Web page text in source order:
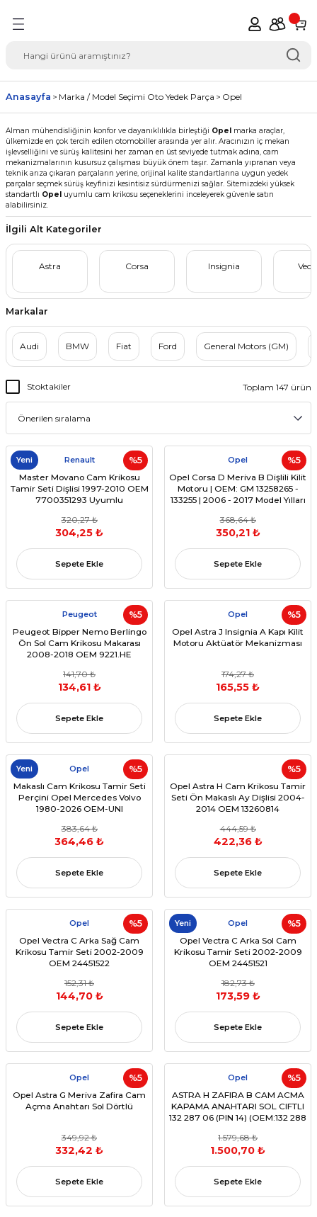
Seçimi Oto Yedek
Anasayfa Marka / Model Seçimi Oto Yedek Parça Opel
Alman mühendisliğinin konfor ve dayanıklılıkla birleştiği Opel marka araçlar,
ülkemizde en çok tercih edilen otomobiller arasında yer alır. Aracınızın iç mekan
işlevselliğini ve sürüş kalitesini her zaman en üst seviyede tutmak adına, cam
mekanizmalarının kusursuz çalışması büyük önem taşır. Zamanla yıpranan veya
teknik arıza çıkaran parçaların yerine, orijinal kalite standartlarına uygun yedek
parçalar seçmek sürüş keyfinizi kesintisiz sürdürmenizi sağlar. Sitemizdeki yüksek
standartlı Opel uyumlu cam krikosu seçeneklerini inceleyerek güvenle satın
alabilirsiniz.
İlgili Alt Kategoriler
Astra Corsa Insignia
Markalar
Audi BMW Fiat Ford General Motors (GM)
Stoktakiler Toplam 147 ürün
%5
Yeni Renault
Master Movano Cam Krikosu
Tamir Seti Dişlisi 1997-2010 OEM
7700351293 Uyumlu
320,27 ₺
304,25 ₺
Sepete Ekle
%5
Opel
Opel Corsa D Meriva B Dişlili Kilit
Motoru | OEM: GM 13258265 -
133255 | 2006 - 2017 Model Yılları
368,64 ₺
350,21 ₺
Sepete Ekle
%5
Peugeot
Peugeot Bipper Nemo Berlingo
Ön Sol Cam Krikosu Makarası
2008-2018 OEM 9221.HE
141,70 ₺
134,61 ₺
Sepete Ekle
%5
Opel
Opel Astra J Insignia A Kapı Kilit
Motoru Aktüatör Mekanizması
174,27 ₺
165,55 ₺
Sepete Ekle
%5
Yeni Opel
Makaslı Cam Krikosu Tamir Seti
Perçini Opel Mercedes Volvo
1980-2026 OEM-UNI
383,64 ₺
364,46 ₺
Sepete Ekle
%5
Opel Astra H Cam Krikosu Tamir
Seti Ön Makaslı Ay Dişlisi 2004-
2014 OEM 13260814
444,59 ₺
422,36 ₺
Sepete Ekle
%5
Opel
Opel Vectra C Arka Sağ Cam
Krikosu Tamir Seti 2002-2009
OEM 24451522
152,31 ₺
144,70 ₺
Sepete Ekle
%5
Yeni Opel
Opel Vectra C Arka Sol Cam
Krikosu Tamir Seti 2002-2009
OEM 24451521
182,73 ₺
173,59 ₺
Sepete Ekle
%5
Opel
Opel Astra G Meriva Zafira Cam
Açma Anahtarı Sol Dörtlü
349,92 ₺
332,42 ₺
Sepete Ekle
%5
Opel
ASTRA H ZAFIRA B CAM ACMA
KAPAMA ANAHTARI SOL CIFTLI
132 287 06 (PIN 14) (OEM:132 288
1.579,68 ₺
1.500,70 ₺
Sepete Ekle